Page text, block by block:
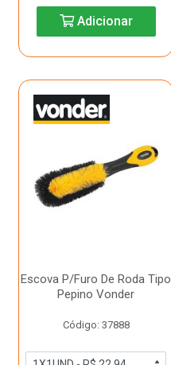
Adicionar
Escova P/Furo De Roda Tipo
Pepino Vonder
Código: 37888